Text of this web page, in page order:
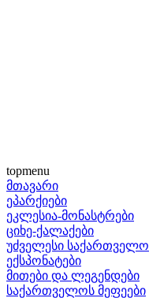
topmenu
მთავარი
ეპარქიები
ეკლესია-მონასტრები
ციხე-ქალაქები
უძველესი საქართველო
ექსპონატები
მითები და ლეგენდები
საქართველოს მეფეები